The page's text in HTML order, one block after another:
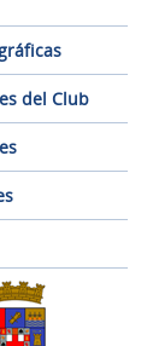
del Club